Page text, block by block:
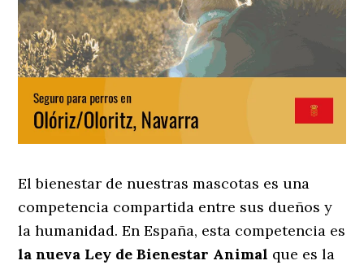
El bienestar de nuestras mascotas es una
competencia compartida entre sus dueños y
la humanidad. En España, esta competencia es
la nueva Ley de Bienestar Animal que es la